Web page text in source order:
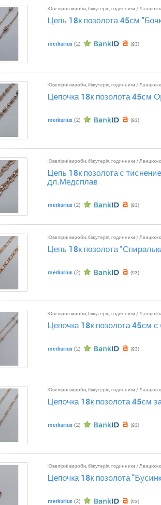
Ювелірні вироби, біжутерія, годинники /
Цепь 18к позолота 45см
merkurius (2) (93)
Ювелірні вироби, біжутерія, годинники /
Цепочка 18к позолота 45см
merkurius (2) (93)
Ювелірні вироби, біжутерія, годинники /
Цепь 18к позолота с
дл.Медсплав
merkurius (2) (93)
Ювелірні вироби, біжутерія, годинники /
Цепь 18к позолота
merkurius (2) (93)
Ювелірні вироби, біжутерія, годинники /
Цепочка 18к позолота 45см
merkurius (2) (93)
Ювелірні вироби, біжутерія, годинники /
Цепочка 18к позолота 45см
merkurius (2) (93)
Ювелірні вироби, біжутерія, годинники /
Цепочка 18к позолота
merkurius (2) (93)